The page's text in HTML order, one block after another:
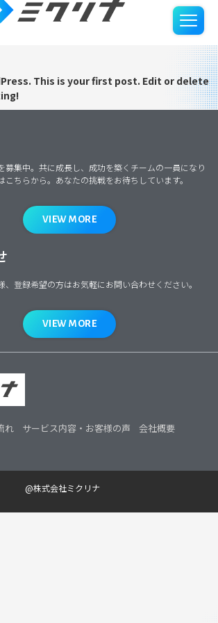
ー:Uncategorized
This is your first post. Edit or delete
募集中。共に成長し、成功を築くチームの一員になり
こちらから。あなたの挑戦をお待ちしています。
VIEW MORE
、登録希望の方はお気軽にお問い合わせください。
VIEW MORE
れ サービス内容・お客様の声 会社概要
@株式会社ミクリナ